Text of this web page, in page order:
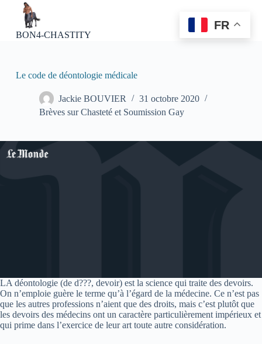
n
u
BON4-CHASTITY
Le code de déontologie médicale
Jackie BOUVIER
31 octobre 2020
Brèves sur Chasteté et Soumission Gay
LA déontologie (de d???, devoir) est la science qui traite des devoirs.
On n’emploie guère le terme qu’à l’égard de la médecine. Ce n’est pas
que les autres professions n’aient que des droits, mais c’est plutôt que
les devoirs des médecins ont un caractère particulièrement impérieux et
qui prime dans l’exercice de leur art toute autre considération.
FR